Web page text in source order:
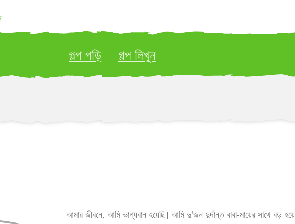
গল্প পড়ি গল্প লিখুন
আমার জীবনে, আমি ভাগ্যবান হয়েছি। আমি দু'জন দুর্দান্ত বাবা-মায়ের সাথে বড়